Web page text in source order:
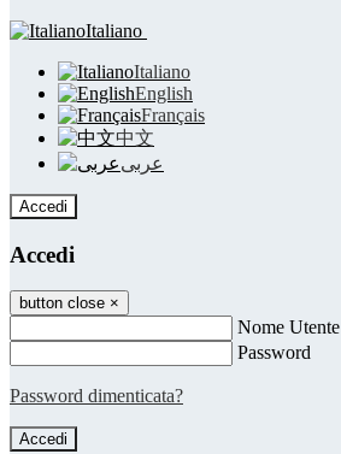
Italiano
Italiano
English
Français
中文
عربى
Accedi
Accedi
button close ×
Nome Utente
Password
Password dimenticata?